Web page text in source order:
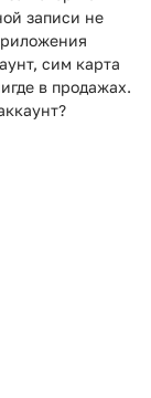
записи не
сим карта
в продажах.